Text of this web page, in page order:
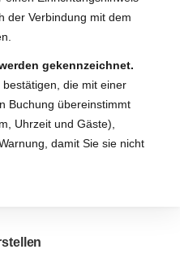
der Verbindung mit dem
gekennzeichnet.
die mit einer
Buchung übereinstimmt
Uhrzeit und Gäste),
damit Sie sie nicht